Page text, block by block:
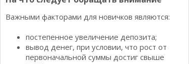
Важными факторами для новичков являются:
постепенное увеличение депозита;
вывод денег, при условии, что рост от
первоначальной суммы достиг свыше